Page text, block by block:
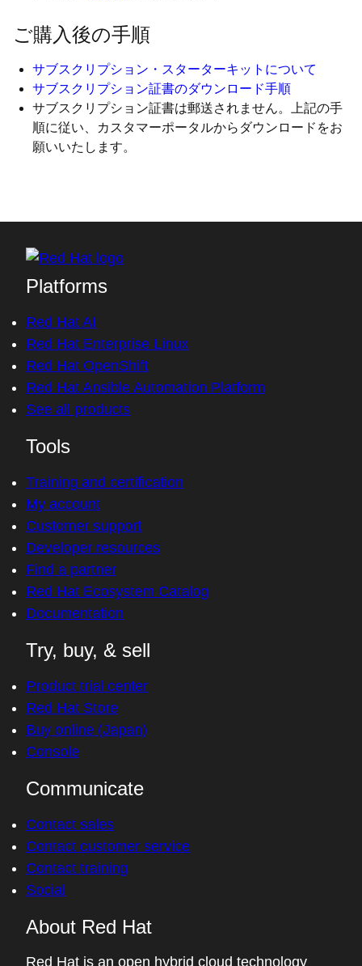
ご購入後の手順
サブスクリプション・スターターキットについて
サブスクリプション証書のダウンロード手順
サブスクリプション証書は郵送されません。上記の手
順に従い、カスタマーポータルからダウンロードをお
願いいたします。
Platforms
Red Hat AI
Red Hat Enterprise Linux
Red Hat OpenShift
Red Hat Ansible Automation Platform
See all products
Tools
Training and certification
My account
Customer support
Developer resources
Find a partner
Red Hat Ecosystem Catalog
Documentation
Try, buy, & sell
Product trial center
Red Hat Store
Buy online (Japan)
Console
Communicate
Contact sales
Contact customer service
Contact training
Social
About Red Hat
Red Hat is an open hybrid cloud technology